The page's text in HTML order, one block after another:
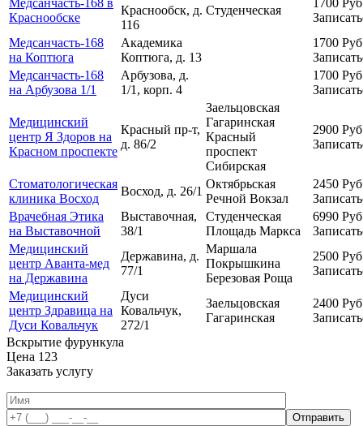
Медсанчасть-168 в
Краснообске
Краснообск, д.
116
Студенческая
1700
Медсанчасть-168
на Коптюга
Академика
Коптюга, д. 13
1700
Медсанчасть-168
на Арбузова 1/1
Арбузова, д.
1/1, корп. 4
1700
Медицинский
центр Я Здоров на
Красном проспекте
Красный пр-т,
д. 86/2
Заельцовская
Гагаринская
Красный
проспект
Сибирская
2900
Стоматологическая
клиника Восход
Восход, д. 26/1
Октябрьская
Речной Вокзал
2450
Врачебная Этика
на Выставочной
Выставочная,
38/1
Студенческая
Площадь Маркса
6990
Медицинский
центр Аванта-мед
на Державина
Державина, д.
77/1
Маршала
Покрышкина
Березовая Роща
2500
Медицинский
центр Здравица на
Дуси Ковальчук
Дуси
Ковальчук,
272/1
Заельцовская
Гагаринская
2400
Вскрытие фурункула
Цена 123
Заказать услугу